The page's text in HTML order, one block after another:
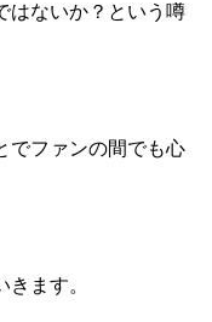
はないか？という噂
でファンの間でも心
ます。